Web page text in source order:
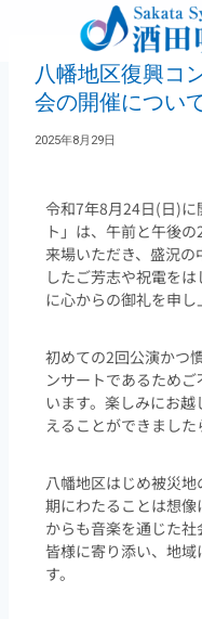
八幡地区復興コ
会の開催につい
2025年8月29日
令和7年8月24日(日)
ト」は、午前と午後
来場いただき、盛況
したご芳志や祝電を
に心からの御礼を申し
初めての2回公演かつ
ンサートであるため
います。楽しみにお
えることができました
八幡地区はじめ被災
期にわたることは想
からも音楽を通じた
皆様に寄り添い、地
す。